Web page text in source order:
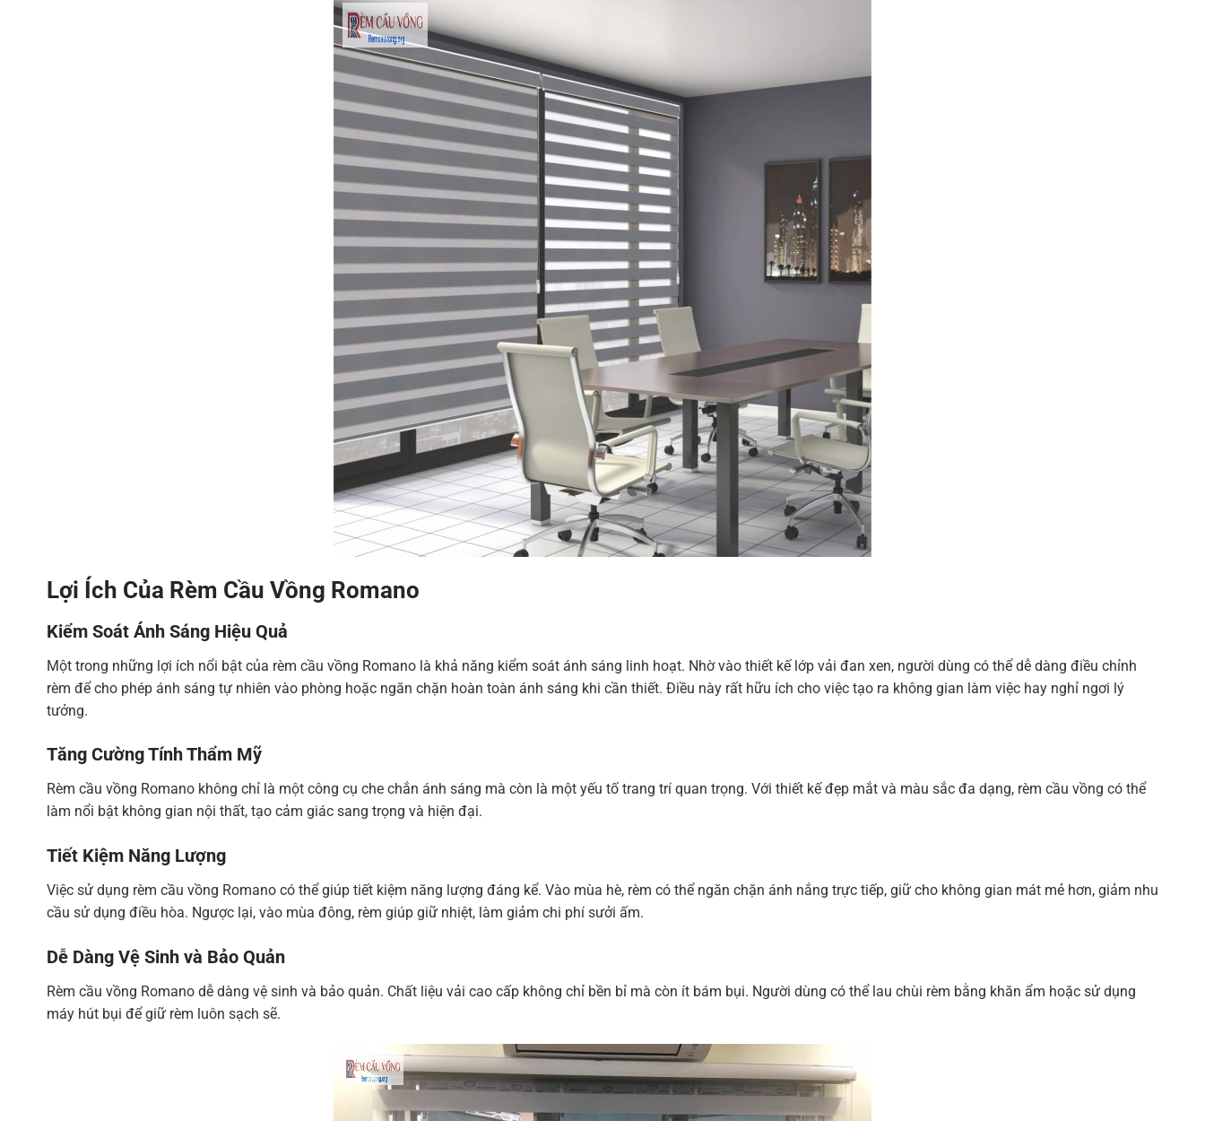
Lợi Ích Của Rèm Cầu Vồng Romano
Kiểm Soát Ánh Sáng Hiệu Quả
Một trong những lợi ích nổi bật của rèm cầu vồng Romano là khả năng kiểm soát ánh sáng linh hoạt. Nhờ vào thiết kế lớp vải đan xen, người dùng có thể dễ dàng điều chỉnh
rèm để cho phép ánh sáng tự nhiên vào phòng hoặc ngăn chặn hoàn toàn ánh sáng khi cần thiết. Điều này rất hữu ích cho việc tạo ra không gian làm việc hay nghỉ ngơi lý
tưởng.
Tăng Cường Tính Thẩm Mỹ
Rèm cầu vồng Romano không chỉ là một công cụ che chắn ánh sáng mà còn là một yếu tố trang trí quan trọng. Với thiết kế đẹp mắt và màu sắc đa dạng, rèm cầu vồng có thể
làm nổi bật không gian nội thất, tạo cảm giác sang trọng và hiện đại.
Tiết Kiệm Năng Lượng
Việc sử dụng rèm cầu vồng Romano có thể giúp tiết kiệm năng lượng đáng kể. Vào mùa hè, rèm có thể ngăn chặn ánh nắng trực tiếp, giữ cho không gian mát mẻ hơn, giảm nhu
cầu sử dụng điều hòa. Ngược lại, vào mùa đông, rèm giúp giữ nhiệt, làm giảm chi phí sưởi ấm.
Dễ Dàng Vệ Sinh và Bảo Quản
Rèm cầu vồng Romano dễ dàng vệ sinh và bảo quản. Chất liệu vải cao cấp không chỉ bền bỉ mà còn ít bám bụi. Người dùng có thể lau chùi rèm bằng khăn ẩm hoặc sử dụng
máy hút bụi để giữ rèm luôn sạch sẽ.